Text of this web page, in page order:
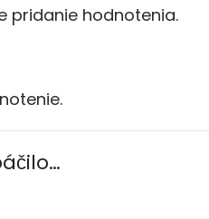
pridanie hodnotenia.